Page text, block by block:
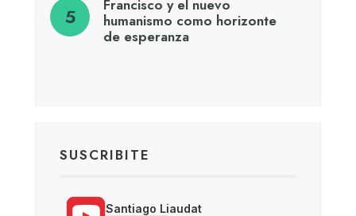
Francisco y el nuevo
humanismo como horizonte
de esperanza
SUSCRIBITE
Santiago Liaudat